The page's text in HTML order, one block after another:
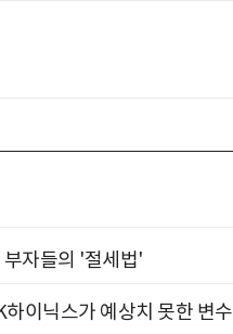
자들의 '절세법'
이닉스가 예상치 못한 변수